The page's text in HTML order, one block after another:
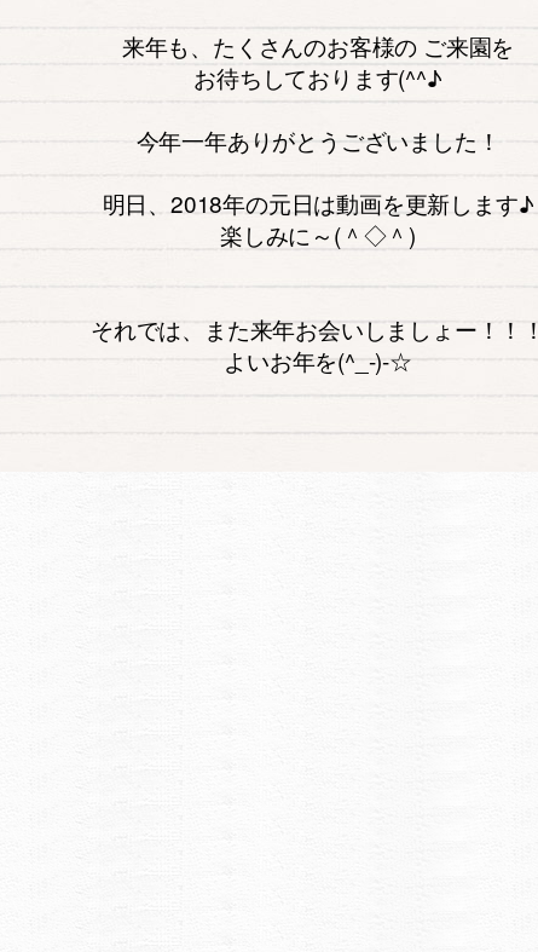
来年も、たくさんのお客様の ご来園を
お待ちしております(^^♪
今年一年ありがとうございました！
明日、2018年の元日は動画を更新します♪
楽しみに～(＾◇＾)
それでは、また来年お会いしましょー！！！
よいお年を(^_-)-☆